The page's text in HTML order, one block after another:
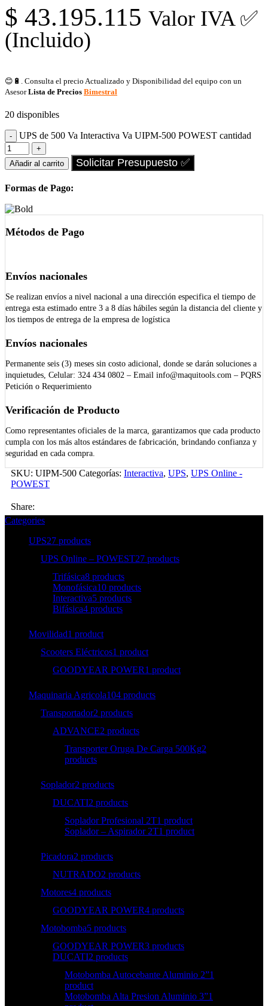
$ 43.195.115 Valor IVA ✅
(Incluido)
😊🔋. Consulta el precio Actualizado y Disponibilidad del equipo con un
AsesorLista de Precios Bimestral
20 disponibles
UPS de 500 Va Interactiva Va UIPM-500 POWEST cantidad
Añadir al carrito Solicitar Presupuesto ✅
Formas de Pago:
Métodos de Pago
Envíos nacionales
Se realizan envíos a nivel nacional a una dirección especifica el tiempo de
entrega esta estimado entre 3 a 8 días hábiles según la distancia del cliente y
los tiempos de entrega de la empresa de logística
Envíos nacionales
Permanente seis (3) meses sin costo adicional, donde se darán soluciones a
inquietudes, Celular: 324 434 0802 – Email info@maquitools.com – PQRS
Petición o Requerimiento
Verificación de Producto
Como representantes oficiales de la marca, garantizamos que cada producto
cumpla con los más altos estándares de fabricación, brindando confianza y
seguridad en cada compra.
SKU: UIPM-500 Categorías: Interactiva, UPS, UPS Online -
POWEST
Share:
Categories
UPS27 products
UPS Online – POWEST27 products
Trifásica8 products
Monofásica10 products
Interactiva5 products
Bifásica4 products
Movilidad1 product
Scooters Eléctricos1 product
GOODYEAR POWER1 product
Maquinaria Agricola104 products
Transportador2 products
ADVANCE2 products
Transporter Oruga De Carga 500Kg2
products
Soplador2 products
DUCATI2 products
Soplador Profesional 2T1 product
Soplador – Aspirador 2T1 product
Picadora2 products
NUTRADO2 products
Motores4 products
GOODYEAR POWER4 products
Motobomba5 products
GOODYEAR POWER3 products
DUCATI2 products
Motobomba Autocebante Aluminio 2”1
product
Motobomba Alta Presion Aluminio 3”1